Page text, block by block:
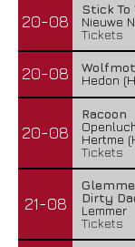
20-08
Stick To
Nieuwe
Tickets
20-08
Hedon
20-08
Racoon
Hertme
Tickets
21-08
Dirty
Lemmer
Tickets